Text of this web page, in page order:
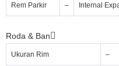
Rem Parkir – Internal
Roda & Ban
Ukuran Rim –